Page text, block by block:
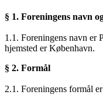
§ 1. Foreningens navn
1.1. Foreningens navn er
hjemsted er København.
§ 2. Formål
2.1. Foreningens formål